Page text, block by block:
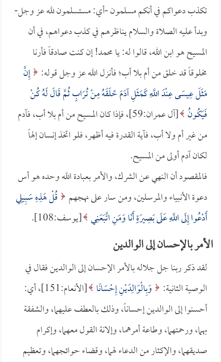
تكذب دعواكم في أنكم مسلمون -أي: مستسلمون لله عز وجل-
وبدأ عليه الصلاة والسلام يناظرهم في كذب دعواهم، في أن
المسيح هو ابن الله، قالوا له: يا محمد! إن كنت صادقاً فأرنا
مخلوقاً قد خلق من أم بلا أب؛ فأنزل الله عز وجل قوله: إِنَّ
مَثَلَ عِيسَى عِنْدَ اللَّهِ كَمَثَلِ آدَمَ خَلَقَهُ مِنْ تُرَابٍ ثُمَّ قَالَ لَهُ كُنْ
فَيَكُونُ
[آل عمران:59]، فإذا كان المسيح من أم بلا أب، فآدم
من غير أم ولا أب، فآية القدرة فيه أظهر، فلو اتخذ إنسان إلهاً
لكان آدم أولى من المسيح.
فالمقصود أن النهي عن الشرك، والأمر بعبادة الله وحده هو أس
دعوة الأنبياء والمرسلين، ومن سار على نهجهم
قُلْ هَذِهِ سَبِيلِي
أَدْعُوا إِلَى اللَّهِ عَلَى بَصِيرَةٍ أَنَا وَمَنِ اتَّبَعَنِي [يوسف:108].
الأمر بالإحسان إلى الوالدين
لقد ذكر ربنا جل جلاله بالأمر الإحسان إلى الوالدين فقال في
الوصية الثانية:
وَبِالْوَالِدَيْنِ إِحْسَانًا
[الأنعام:151]، أي:
أحسنوا إلى الوالدين إحساناً، وذلك بالعطف عليهما، والشفقة
بهما، ورحمتهما، وطاعة أمرهما، وإلانة القول معهما، وإكرام
صديقهما، والإكثار من الدعاء لهما، وقضاء حوائجهما، وتعظيم